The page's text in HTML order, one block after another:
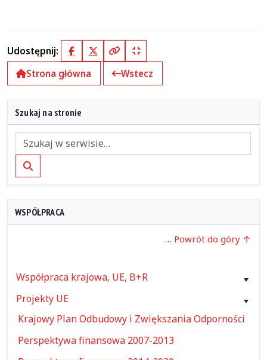
Udostępnij: FacebookX (Twitter)
Kopiuj pełny link
Kopiuj krótki link
Strona główna
Wstecz
Szukaj na stronie
Szukaj
WSPÓŁPRACA
… Powrót do góry
Współpraca krajowa, UE, B+R
Projekty UE
Krajowy Plan Odbudowy i Zwiększania Odporności
Perspektywa finansowa 2007-2013